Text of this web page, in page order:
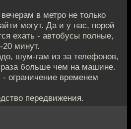
в метро не только
могут. Да и у нас, порой
ехать - автобусы полные,
20 минут.
шум-гам из за телефонов,
больше чем на машине.
- ограничение временем
передвижения.